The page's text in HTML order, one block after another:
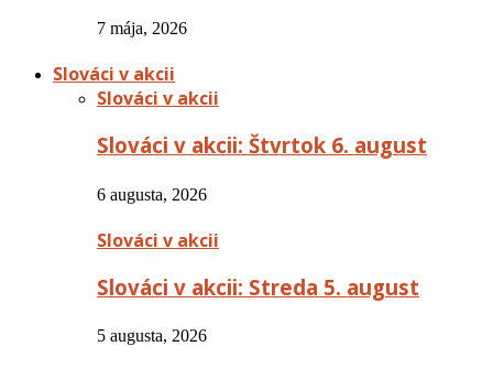
7 mája, 2026
Slováci v akcii
Slováci v akcii
Slováci v akcii: Štvrtok 6. august
6 augusta, 2026
Slováci v akcii
Slováci v akcii: Streda 5. august
5 augusta, 2026